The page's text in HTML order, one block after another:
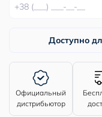
Доступно
Официальный
дистрибьютор